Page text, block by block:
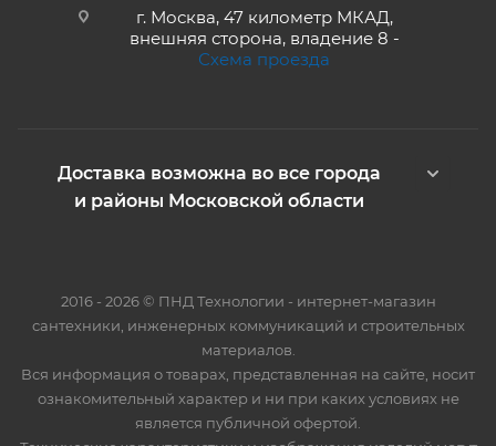
г. Москва, 47 километр МКАД,
внешняя сторона, владение 8 -
Схема проезда
Доставка возможна во все города
и районы Московской области
2016 - 2026 © ПНД Технологии - интернет-магазин
сантехники, инженерных коммуникаций и строительных
материалов.
Вся информация о товарах, представленная на сайте, носит
ознакомительный характер и ни при каких условиях не
является публичной офертой.